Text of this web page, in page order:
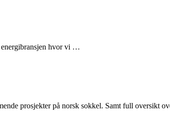
energibransjen hvor vi …
prosjekter på norsk sokkel. Samt full oversikt